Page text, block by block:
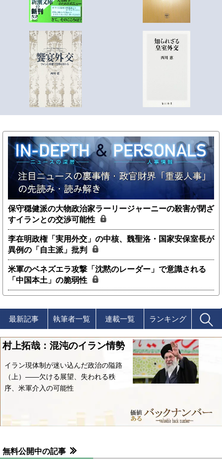
保守穏健派の大物政治家ラーリージャーニーの殺害が閉ざ
すイランとの交渉可能性
李在明政権「実用外交」の中核、魏聖洛・国家安保室長が
異例の「自主派」批判
米軍のベネズエラ攻撃「沈黙のレーダー」で意識される
「中国本土」の脆弱性
最新記事 執筆者一覧 連載一覧 ランキング
村上拓哉：混沌のイラン情勢
イラン現体制が迷い込んだ政治の隘路
（上）――欠ける展望、失われる秩
序、米軍介入の可能性
無料公開中の記事